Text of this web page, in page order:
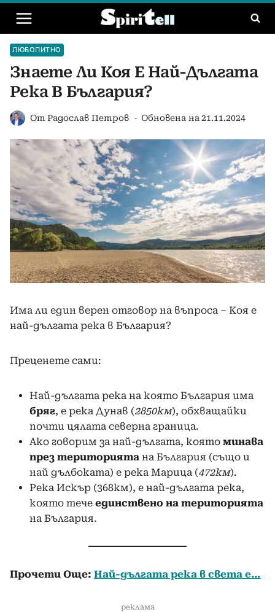
Към
съдържанието
ЛЮБОПИТНО
Знаете Ли Коя Е Най-Дългата
Река В България?
От Радослав Петров Обновена на 21.11.2024
Има ли един верен отговор на въпроса – Коя е
най-дългата река в България?
Преценете сами:
Най-дългата река на която България има
бряг, е река Дунав (2850км), обхващайки
почти цялата северна граница.
Ако говорим за най-дългата, която минава
през територията на България (също и
най дълбоката) е река Марица (472км).
Река Искър (368км), е най-дългата река,
която тече единствено на територията
на България.
Прочети Още: Най-дългата река в света е…
реклама